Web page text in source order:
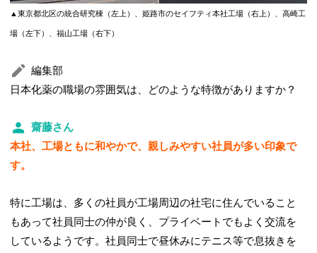
▲東京都北区の統合研究棟（左上）、姫路市のセイフティ本社工場（右上）、高崎工
場（左下）、福山工場（右下）
編集部
日本化薬の職場の雰囲気は、どのような特徴がありますか？
齋藤さん
本社、工場ともに和やかで、親しみやすい社員が多い印象で
す。
特に工場は、多くの社員が工場周辺の社宅に住んでいること
もあって社員同士の仲が良く、プライベートでもよく交流を
しているようです。社員同士で昼休みにテニス等で息抜きを